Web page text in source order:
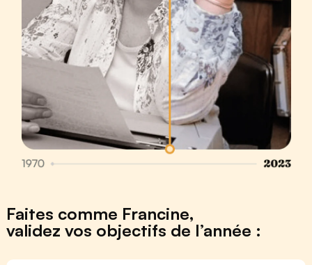
Faites comme Francine,
validez vos objectifs de l’année :